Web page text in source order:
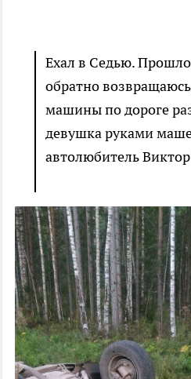
Ехал в Седью.
обратно
машины по дороге
девушка руками
автолюбитель